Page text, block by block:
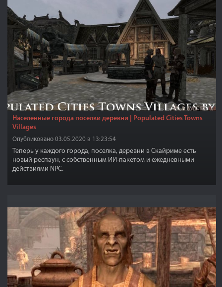
Населенные города поселки деревни | Populated Cities Towns
Villages
Опубликовано 03.05.2020 в 13:23:54
Теперь у каждого города, поселка, деревни в Скайриме есть
новый респаун, с собственным ИИ-пакетом и ежедневными
действиями NPC.